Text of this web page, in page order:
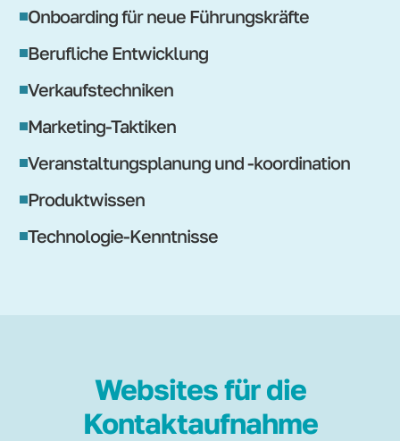
Onboarding für neue Führungskräfte
Berufliche Entwicklung
Verkaufstechniken
Marketing-Taktiken
Veranstaltungsplanung und -koordination
Produktwissen
Technologie-Kenntnisse
Websites für die
Kontaktaufnahme